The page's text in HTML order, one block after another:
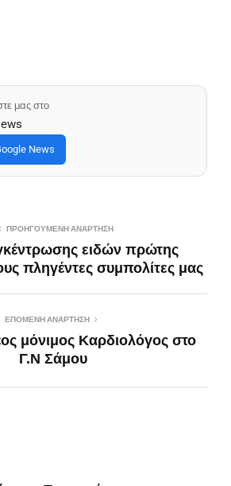
μας στο
News
ΠΡΟΗΓΟΎΜΕΝΗ ΑΝΆΡΤΗΣΗ
ειδών πρώτης
πληγέντες συμπολίτες μας
ΕΠΌΜΕΝΗ ΑΝΆΡΤΗΣΗ
μόνιμος Καρδιολόγος στο
Γ.Ν Σάμου